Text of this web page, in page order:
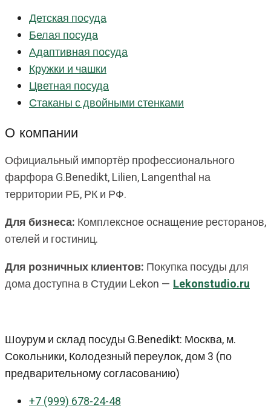
Детская посуда
Белая посуда
Адаптивная посуда
Кружки и чашки
Цветная посуда
Стаканы с двойными стенками
О компании
Официальный импортёр профессионального
фарфора G.Benedikt, Lilien, Langenthal на
территории РБ, РК и РФ.
Для бизнеса: Комплексное оснащение ресторанов,
отелей и гостиниц.
Для розничных клиентов: Покупка посуды для
дома доступна в Студии Lekon — Lekonstudio.ru
Шоурум и склад посуды G.Benedikt: Москва, м.
Сокольники, Колодезный переулок, дом 3 (по
предварительному согласованию)
+7 (999) 678-24-48